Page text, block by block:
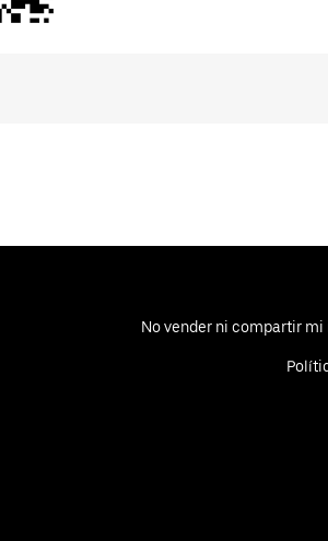
No vender ni compartir